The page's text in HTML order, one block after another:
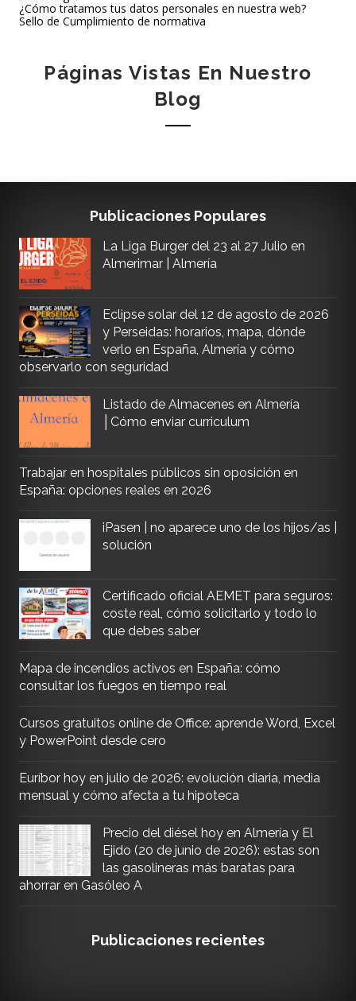
¿Cómo tratamos tus datos personales en nuestra web?
Sello de Cumplimiento de normativa
Páginas Vistas En Nuestro
Blog
Publicaciones Populares
La Liga Burger del 23 al 27 Julio en
Almerimar | Almería
Eclipse solar del 12 de agosto de 2026
y Perseidas: horarios, mapa, dónde
verlo en España, Almería y cómo
observarlo con seguridad
Listado de Almacenes en Almería
│Cómo enviar curriculum
Trabajar en hospitales públicos sin oposición en
España: opciones reales en 2026
iPasen | no aparece uno de los hijos/as |
solución
Certificado oficial AEMET para seguros:
coste real, cómo solicitarlo y todo lo
que debes saber
Mapa de incendios activos en España: cómo
consultar los fuegos en tiempo real
Cursos gratuitos online de Office: aprende Word, Excel
y PowerPoint desde cero
Euríbor hoy en julio de 2026: evolución diaria, media
mensual y cómo afecta a tu hipoteca
Precio del diésel hoy en Almería y El
Ejido (20 de junio de 2026): estas son
las gasolineras más baratas para
ahorrar en Gasóleo A
Publicaciones recientes